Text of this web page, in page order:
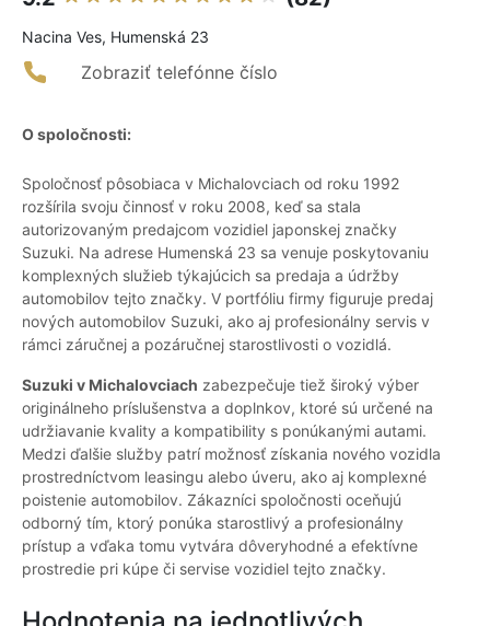
Nacina Ves, Humenská 23
Zobraziť telefónne číslo
O spoločnosti:
Spoločnosť pôsobiaca v Michalovciach od roku 1992
rozšírila svoju činnosť v roku 2008, keď sa stala
autorizovaným predajcom vozidiel japonskej značky
Suzuki. Na adrese Humenská 23 sa venuje poskytovaniu
komplexných služieb týkajúcich sa predaja a údržby
automobilov tejto značky. V portfóliu firmy figuruje predaj
nových automobilov Suzuki, ako aj profesionálny servis v
rámci záručnej a pozáručnej starostlivosti o vozidlá.
Suzuki v Michalovciach zabezpečuje tiež široký výber
originálneho príslušenstva a doplnkov, ktoré sú určené na
udržiavanie kvality a kompatibility s ponúkanými autami.
Medzi ďalšie služby patrí možnosť získania nového vozidla
prostredníctvom leasingu alebo úveru, ako aj komplexné
poistenie automobilov. Zákazníci spoločnosti oceňujú
odborný tím, ktorý ponúka starostlivý a profesionálny
prístup a vďaka tomu vytvára dôveryhodné a efektívne
prostredie pri kúpe či servise vozidiel tejto značky.